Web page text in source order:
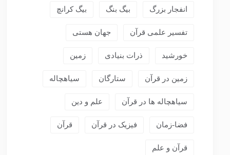
انفجار بزرگ بیگ بنگ بیگ کرانچ
تفسیر علمی قرآن جهان هستی
خورشید ذرات بنیادی زمین
زمین در قرآن ستارگان سیاهچاله
سیاهچاله ها در قرآن علم و دین
فضا-زمان فیزیک در قرآن قرآن
قرآن و علم